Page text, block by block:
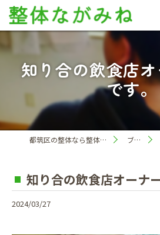
知り合の飲食店
です。
都筑区の整体なら整体ながみね ブログ
知り合の飲食店オーナー
2024/03/27